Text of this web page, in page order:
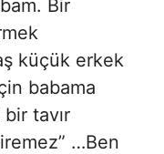
Bir
küçük erkek
babama
tavır
…Ben